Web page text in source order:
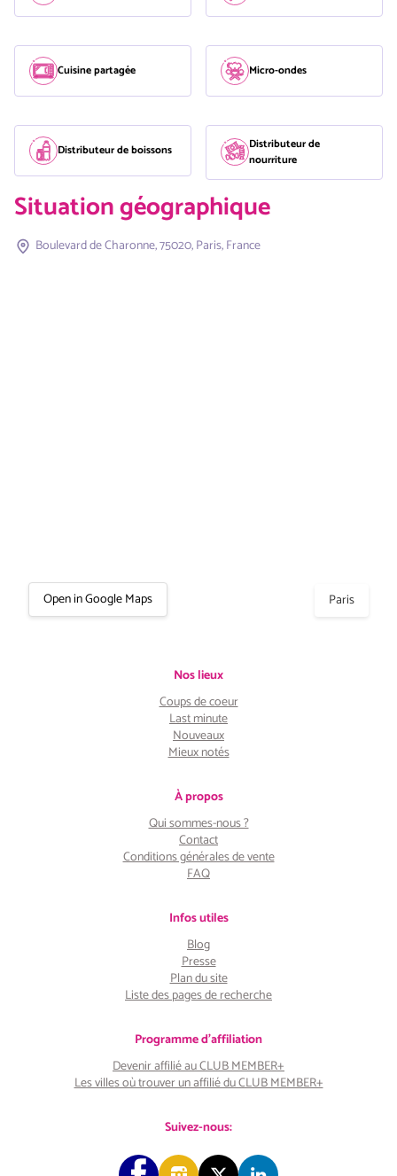
Cuisine partagée Micro-ondes
Distributeur de boissons
Distributeur de
nourriture
Situation géographique
Boulevard de Charonne, 75020, Paris, France
Open in Google Maps Paris
Nos lieux
Coups de coeur
Last minute
Nouveaux
Mieux notés
À propos
Qui sommes-nous ?
Contact
Conditions générales de vente
FAQ
Infos utiles
Blog
Presse
Plan du site
Liste des pages de recherche
Programme d'affiliation
Devenir affilié au CLUB MEMBER+
Les villes où trouver un affilié du CLUB MEMBER+
Suivez-nous: